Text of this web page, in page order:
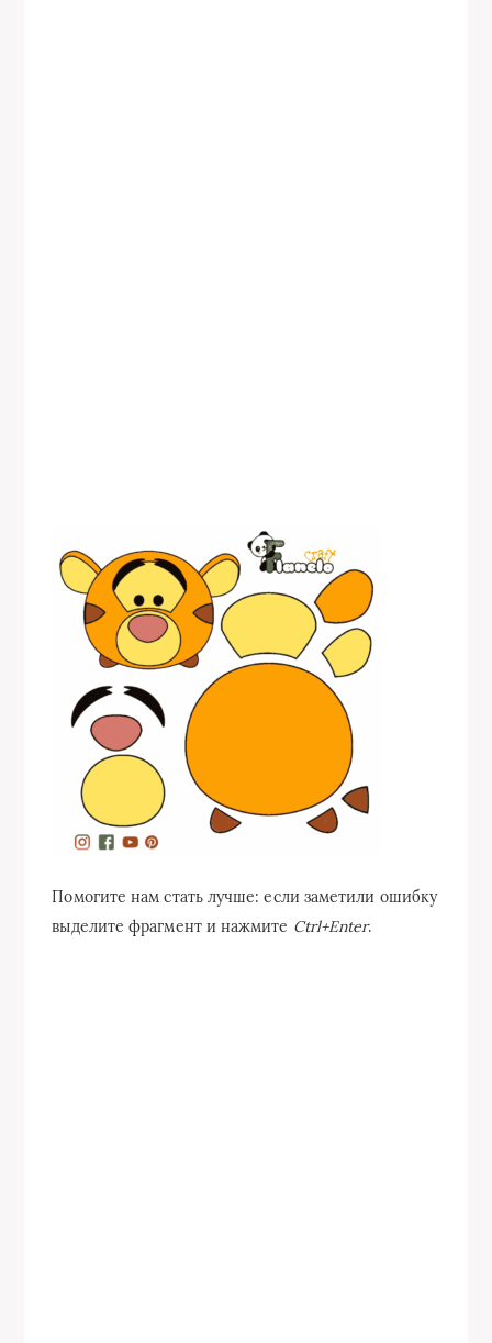
Помогите нам стать лучше: если заметили ошибку
выделите фрагмент и нажмите Ctrl+Enter.